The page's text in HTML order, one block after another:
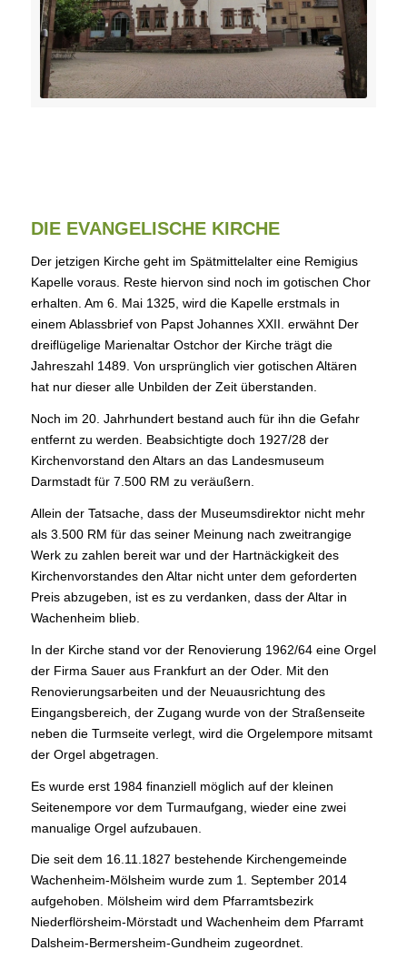
DIE EVANGELISCHE KIRCHE
Der jetzigen Kirche geht im Spätmittelalter eine Remigius
Kapelle voraus. Reste hiervon sind noch im gotischen Chor
erhalten. Am 6. Mai 1325, wird die Kapelle erstmals in
einem Ablassbrief von Papst Johannes XXII. erwähnt Der
dreiflügelige Marienaltar Ostchor der Kirche trägt die
Jahreszahl 1489. Von ursprünglich vier gotischen Altären
hat nur dieser alle Unbilden der Zeit überstanden.
Noch im 20. Jahrhundert bestand auch für ihn die Gefahr
entfernt zu werden. Beabsichtigte doch 1927/28 der
Kirchenvorstand den Altars an das Landesmuseum
Darmstadt für 7.500 RM zu veräußern.
Allein der Tatsache, dass der Museumsdirektor nicht mehr
als 3.500 RM für das seiner Meinung nach zweitrangige
Werk zu zahlen bereit war und der Hartnäckigkeit des
Kirchenvorstandes den Altar nicht unter dem geforderten
Preis abzugeben, ist es zu verdanken, dass der Altar in
Wachenheim blieb.
In der Kirche stand vor der Renovierung 1962/64 eine Orgel
der Firma Sauer aus Frankfurt an der Oder. Mit den
Renovierungsarbeiten und der Neuausrichtung des
Eingangsbereich, der Zugang wurde von der Straßenseite
neben die Turmseite verlegt, wird die Orgelempore mitsamt
der Orgel abgetragen.
Es wurde erst 1984 finanziell möglich auf der kleinen
Seitenempore vor dem Turmaufgang, wieder eine zwei
manualige Orgel aufzubauen.
Die seit dem 16.11.1827 bestehende Kirchengemeinde
Wachenheim-Mölsheim wurde zum 1. September 2014
aufgehoben. Mölsheim wird dem Pfarramtsbezirk
Niederflörsheim-Mörstadt und Wachenheim dem Pfarramt
Dalsheim-Bermersheim-Gundheim zugeordnet.